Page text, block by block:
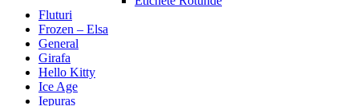
Fluturi
Frozen – Elsa
General
Girafa
Hello Kitty
Ice Age
Iepuras